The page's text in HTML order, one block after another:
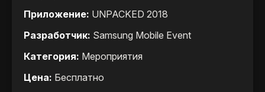
Приложение: UNPACKED 2018
Разработчик: Samsung Mobile Event
Категория: Мероприятия
Цена: Бесплатно